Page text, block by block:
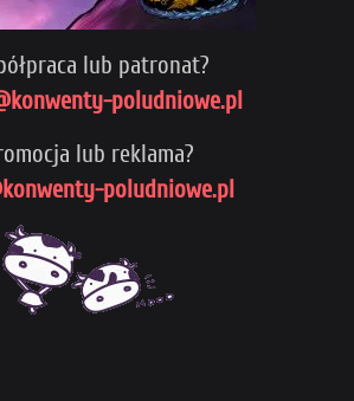
lub patronat?
poludniowe.pl
lub reklama?
poludniowe.pl